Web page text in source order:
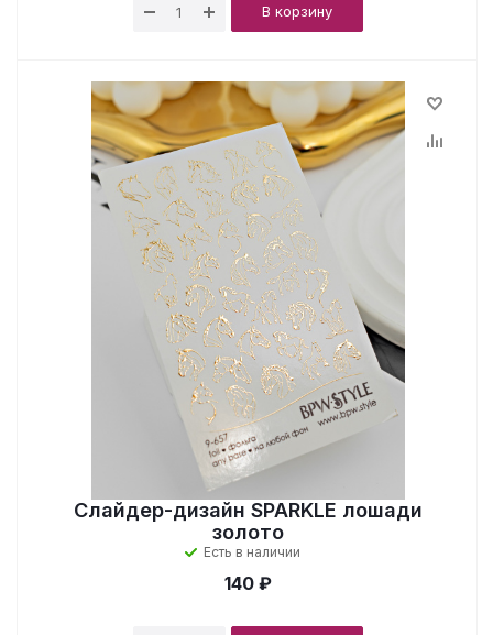
В корзину
Слайдер-дизайн SPARKLE лошади
золото
Есть в наличии
140 ₽